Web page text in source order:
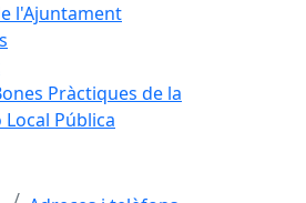
l'Ajuntament
Pràctiques de la
Pública